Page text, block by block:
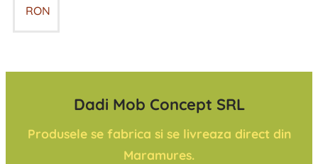
RON
Dadi Mob Concept SRL
Produsele se fabrica si se livreaza direct din
Maramures.